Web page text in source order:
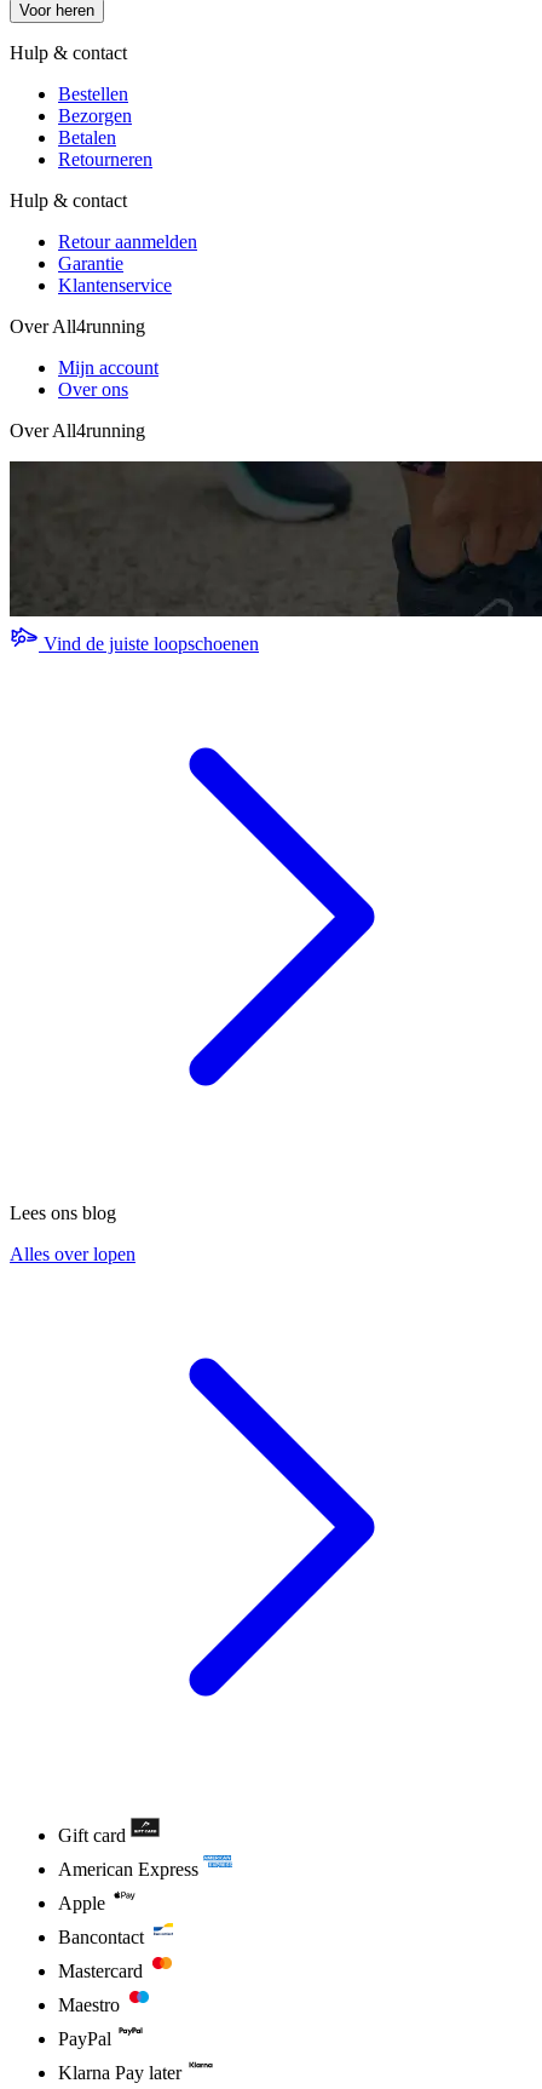
Voor heren
Hulp & contact
Bestellen
Bezorgen
Betalen
Retourneren
Hulp & contact
Retour aanmelden
Garantie
Klantenservice
Over All4running
Mijn account
Over ons
Over All4running
Vind de juiste loopschoenen
Lees ons blog
Alles over lopen
Gift card
American Express
Apple
Bancontact
Mastercard
Maestro
PayPal
Klarna Pay later